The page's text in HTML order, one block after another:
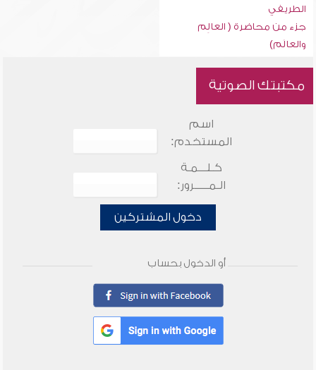
الطريفي
جزء من محاضرة ( العالِم
والعالَم)
مكتبتك الصوتية
اسم
المستخدم:
كـلـــمـة
الـمـــــرور:
دخول المشتركين
أو الدخول بحساب